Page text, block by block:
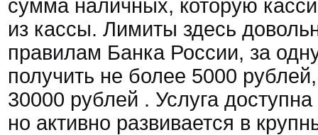
сумма наличных, которую
из кассы. Лимиты здесь
правилам Банка России, за
получить не более 5000
30000 рублей . Услуга
но активно развивается в